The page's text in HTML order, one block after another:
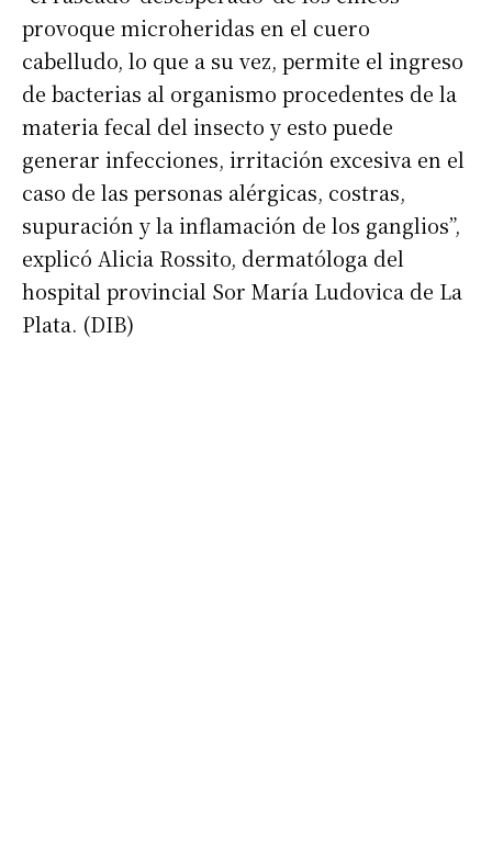
Dirección de correo electrónico*
Apellidos
Número de teléfono
provoque microheridas en el cuero
cabelludo, lo que a su vez, permite el ingreso
de bacterias al organismo procedentes de la
materia fecal del insecto y esto puede
generar infecciones, irritación excesiva en el
caso de las personas alérgicas, costras,
supuración y la inflamación de los ganglios”,
explicó Alicia Rossito, dermatóloga del
hospital provincial Sor María Ludovica de La
Plata. (DIB)